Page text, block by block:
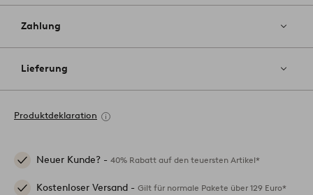
Zahlung
Lieferung
Produktdeklaration
Neuer Kunde? - 40% Rabatt auf den teuersten Artikel*
Kostenloser Versand - Gilt für normale Pakete über 129 Euro*